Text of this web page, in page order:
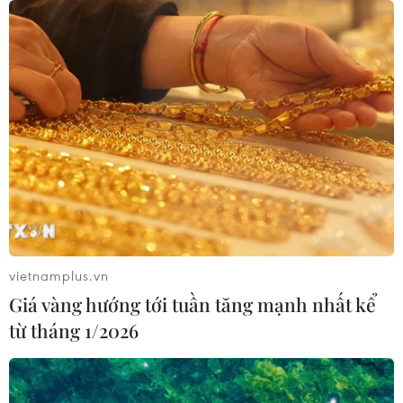
Việt Nam hướng tới làm
chủ 10 công nghệ lõi vào năm 2030
06/08/2026 04:38
Việt Nam và Lào thúc đẩy hợp tác
khoa học
05/08/2026 23:43
Phát triển mô hình AI giải mã “ngôn
ngữ của não bộ”
05/08/2026 23:26
Ngoại giao khoa học-
vietnamplus.vn
Giá vàng hướng tới tuần tăng mạnh nhất kể
từ tháng 1/2026